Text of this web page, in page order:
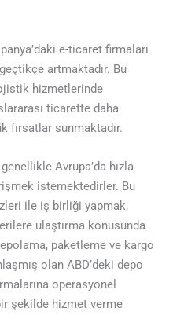
e-ticaret firmaları
artmaktadır. Bu
hizmetlerinde
ticarette daha
fırsatlar sunmaktadır.
Avrupa’da hızla
istemektedirler. Bu
ile iş birliği yapmak,
ulaştırma konusunda
paketleme ve kargo
olan ABD’deki depo
operasyonel
şekilde hizmet verme